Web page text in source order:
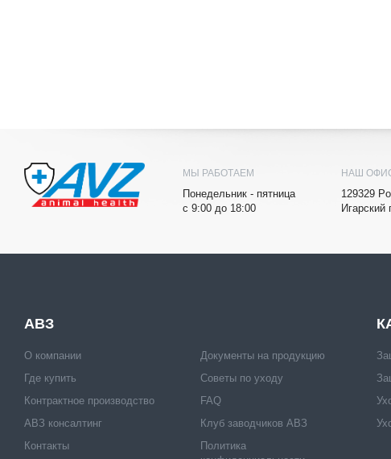
МЫ РАБОТАЕМ
Понедельник - пятница
с 9:00 до 18:00
НАШ
129329
Игарский
АВЗ
О компании
Где купить
Контрактное производство
АВЗ консалтинг
Документы на продукцию
Советы по уходу
FAQ
Клуб заводчиков АВЗ
Контакты
Политика